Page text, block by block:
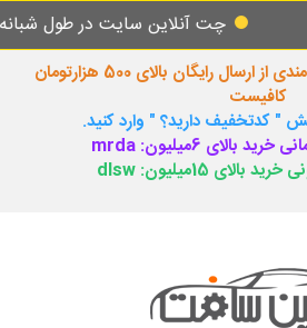
چت آنلاین سایت در طول شبانه روز
توجه مهم : حتما برای بهره مندی از ارسال رایگان بالای 500 هزارتومان
کافیست